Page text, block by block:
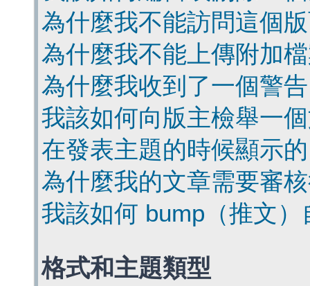
為什麼我不能訪問這個
為什麼我不能上傳附加
為什麼我收到了一個警
我該如何向版主檢舉一
在發表主題的時候顯示
為什麼我的文章需要審
我該如何 bump（推文
格式和主題類型